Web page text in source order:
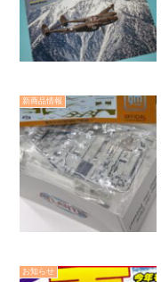
新商品情報
お知らせ